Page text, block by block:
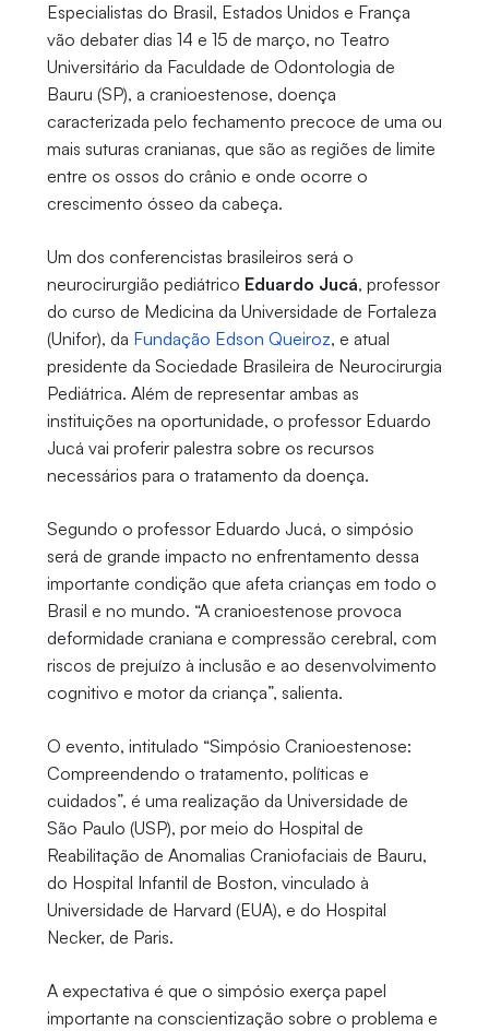
Especialistas do Brasil, Estados Unidos e França
vão debater dias 14 e 15 de março, no Teatro
Universitário da Faculdade de Odontologia de
Bauru (SP), a cranioestenose, doença
caracterizada pelo fechamento precoce de uma ou
mais suturas cranianas, que são as regiões de limite
entre os ossos do crânio e onde ocorre o
crescimento ósseo da cabeça.
Um dos conferencistas brasileiros será o
neurocirurgião pediátrico Eduardo Jucá, professor
do curso de Medicina da Universidade de Fortaleza
(Unifor), da Fundação Edson Queiroz, e atual
presidente da Sociedade Brasileira de Neurocirurgia
Pediátrica. Além de representar ambas as
instituições na oportunidade, o professor Eduardo
Jucá vai proferir palestra sobre os recursos
necessários para o tratamento da doença.
Segundo o professor Eduardo Jucá, o simpósio
será de grande impacto no enfrentamento dessa
importante condição que afeta crianças em todo o
Brasil e no mundo. “A cranioestenose provoca
deformidade craniana e compressão cerebral, com
riscos de prejuízo à inclusão e ao desenvolvimento
cognitivo e motor da criança”, salienta.
O evento, intitulado “Simpósio Cranioestenose:
Compreendendo o tratamento, políticas e
cuidados”, é uma realização da Universidade de
São Paulo (USP), por meio do Hospital de
Reabilitação de Anomalias Craniofaciais de Bauru,
do Hospital Infantil de Boston, vinculado à
Universidade de Harvard (EUA), e do Hospital
Necker, de Paris.
A expectativa é que o simpósio exerça papel
importante na conscientização sobre o problema e